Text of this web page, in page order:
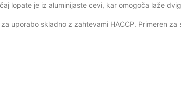
lopate je iz aluminijaste cevi, kar omogoča laže
uporabo skladno z zahtevami HACCP. Primeren